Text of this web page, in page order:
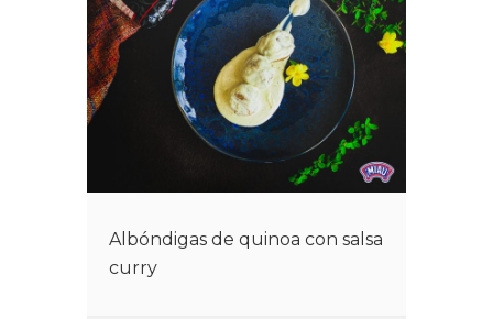
Albóndigas de quinoa con salsa
curry